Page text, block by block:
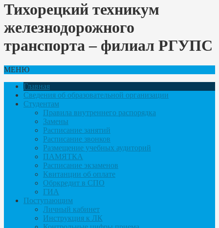
Тихорецкий техникум
железнодорожного
транспорта – филиал РГУПС
МЕНЮ
Главная
Сведения об образовательной организации
Студентам
Правила внутреннего распорядка
Замены
Расписание занятий
Расписание звонков
Размещение учебных аудиторий
ПАМЯТКА
Расписание экзаменов
Квитанции об оплате
Обркредит в СПО
ГИА
Поступающим
Личный кабинет
Инструкция к ЛК